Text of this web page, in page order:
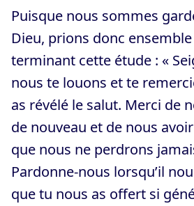
Puisque nous sommes
Dieu, prions donc
terminant cette étude : «
nous te louons et te
as révélé le salut. Merci de
de nouveau et de nous
que nous ne perdrons
Pardonne-nous lorsqu’il
que tu nous as offert si